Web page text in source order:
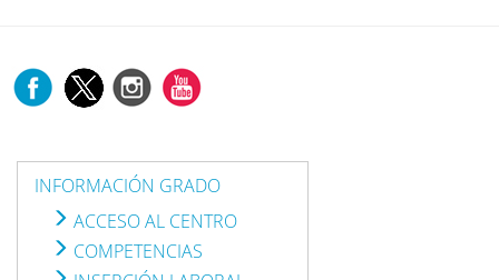
INFORMACIÓN GRADO
ACCESO AL CENTRO
COMPETENCIAS